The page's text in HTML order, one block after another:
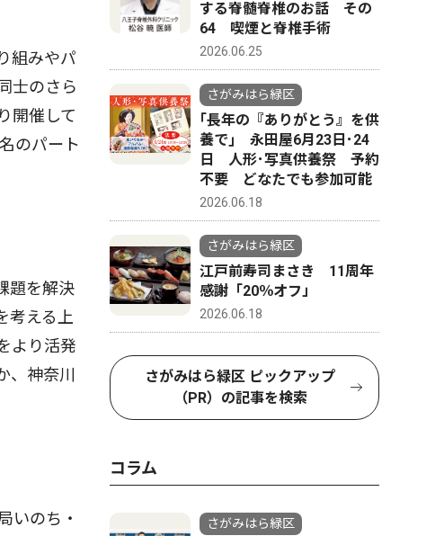
組みやパ
士のさら
開催して
のパート
題を解決
考える上
より活発
、神奈川
いのち・
する脊髄脊椎のお話 その
64 喫煙と脊椎手術
2026.06.25
さがみはら緑区
｢長年の『ありがとう』を供
養で｣ 永田屋6月23日･24
日 人形･写真供養祭 予約
不要 どなたでも参加可能
2026.06.18
さがみはら緑区
江戸前寿司まさき 11周年
感謝「20％オフ」
2026.06.18
さがみはら緑区 ピックアップ
（PR）の記事を検索
コラム
さがみはら緑区